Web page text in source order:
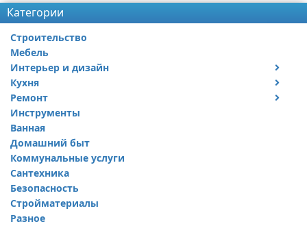
Категории
Строительство
Мебель
Интерьер и дизайн
Дизайн дачи
Дизайн квартиры
Кухня
Посуда
Ремонт
Ремонт дачи
Ремонт квартиры
Инструменты
Ванная
Домашний быт
Коммунальные услуги
Сантехника
Безопасность
Стройматериалы
Разное